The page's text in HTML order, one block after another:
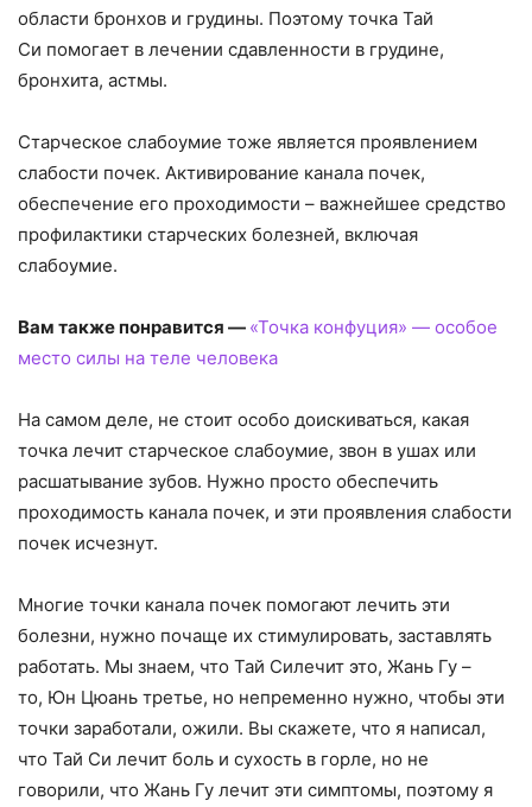
области бронхов и грудины. Поэтому точка Тай
Си помогает в лечении сдавленности в грудине,
бронхита, астмы.
Старческое слабоумие тоже является проявлением
слабости почек. Активирование канала почек,
обеспечение его проходимости – важнейшее средство
профилактики старческих болезней, включая
слабоумие.
Вам также понравится — «Точка конфуция» — особое
место силы на теле человека
На самом деле, не стоит особо доискиваться, какая
точка лечит старческое слабоумие, звон в ушах или
расшатывание зубов. Нужно просто обеспечить
проходимость канала почек, и эти проявления слабости
почек исчезнут.
Многие точки канала почек помогают лечить эти
болезни, нужно почаще их стимулировать, заставлять
работать. Мы знаем, что Тай Силечит это, Жань Гу –
то, Юн Цюань третье, но непременно нужно, чтобы эти
точки заработали, ожили. Вы скажете, что я написал,
что Тай Си лечит боль и сухость в горле, но не
говорили, что Жань Гу лечит эти симптомы, поэтому я